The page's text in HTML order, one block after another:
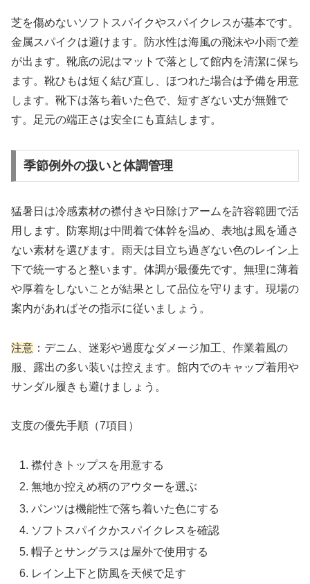
芝を傷めないソフトスパイクやスパイクレスが基本です。
金属スパイクは避けます。防水性は海風の飛沫や小雨で差
が出ます。靴底の泥はマットで落として館内を清潔に保ち
ます。靴ひもは短く結び直し、ほつれた場合は予備を用意
します。靴下は落ち着いた色で、短すぎない丈が無難で
す。足元の端正さは安全にも直結します。
季節例外の扱いと体調管理
猛暑日は冷感素材の襟付きや日除けアームを許容範囲で活
用します。防寒期は中間着で体幹を温め、表地は風を通さ
ない素材を選びます。雨天は目立ち過ぎない色のレイン上
下で統一すると整います。体調が最優先です。無理に薄着
や厚着をしないことが結果として品位を守ります。現場の
案内があればその指示に従いましょう。
注意 ：デニム、迷彩や過度なダメージ加工、作業着風の
服、露出の多い装いは控えます。館内でのキャップ着用や
サンダル履きも避けましょう。
支度の優先手順（7項目）
襟付きトップスを用意する
無地か控えめ柄のアウターを選ぶ
パンツは機能性で落ち着いた色にする
ソフトスパイクかスパイクレスを確認
帽子とサングラスは屋外で使用する
レイン上下と防風を天候で足す